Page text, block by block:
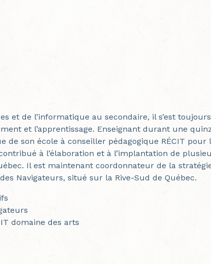
et de l’informatique au secondaire, il s’est
et l’apprentissage. Enseignant durant une
de son école à conseiller pédagogique RÉCIT pour
à l’élaboration et à l’implantation de
Il est maintenant coordonnateur de la
Navigateurs, situé sur la Rive-Sud de Québec.
domaine des arts